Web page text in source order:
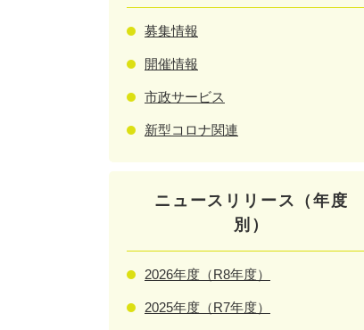
募集情報
開催情報
市政サービス
新型コロナ関連
ニュースリリース（年度
別）
2026年度（R8年度）
2025年度（R7年度）